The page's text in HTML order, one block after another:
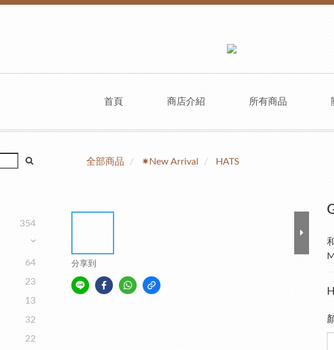
首頁 商店介紹 所有商品
354
64
23
13
32
22
全部商品 ✷New Arrival HATS
分享到